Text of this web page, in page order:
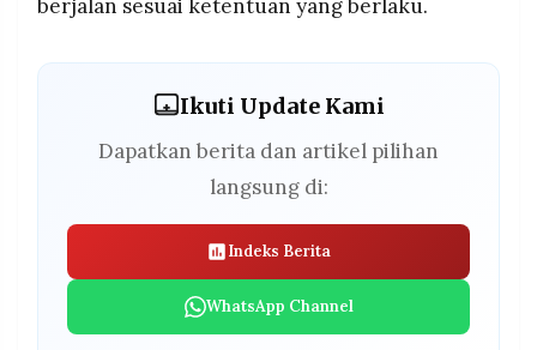
berjalan sesuai ketentuan yang berlaku.
Ikuti Update Kami
Dapatkan berita dan artikel pilihan
langsung di:
Indeks Berita
WhatsApp Channel